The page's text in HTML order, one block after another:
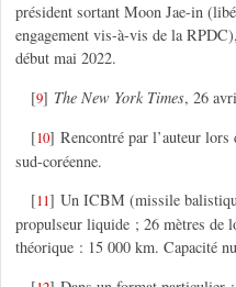
président sortant Moon Jae-in
engagement vis-à-vis de la
début mai 2022.
[9] The New York Times, 26
[10]Rencontré par l’auteur lors
sud-coréenne.
[11]Un ICBM (missile
propulseur liquide ; 26 mètres de
théorique : 15 000 km. Capacité